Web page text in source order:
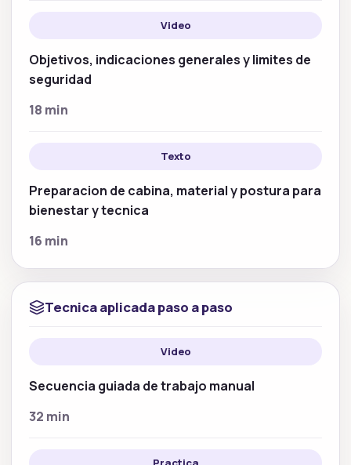
Video
Objetivos, indicaciones generales y limites de
seguridad
18 min
Texto
Preparacion de cabina, material y postura para
bienestar y tecnica
16 min
Tecnica aplicada paso a paso
Video
Secuencia guiada de trabajo manual
32 min